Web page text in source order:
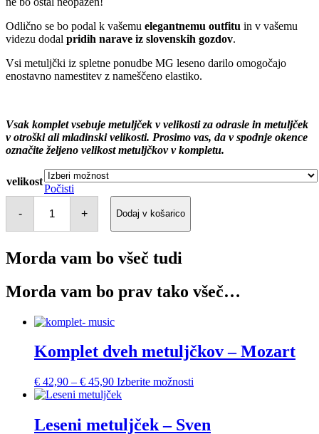
Odlično se bo podal k vašemu elegantnemu outfitu in v vašemu
videzu dodal pridih narave iz slovenskih gozdov.
Vsi metuljčki iz spletne ponudbe MG leseno darilo omogočajo
enostavno namestitev z nameščeno elastiko.
Vsak komplet vsebuje metuljček v velikosti za odrasle in metuljček
v otroški ali mladinski velikosti. Prosimo vas, da v spodnje okence
označite željeno velikost metuljčkov v kompletu.
velikost
Počisti
-
Komplet
dveh
-
količina
+ Dodaj v košarico
Morda vam bo všeč tudi
Morda vam bo prav tako všeč…
Komplet dveh metuljčkov – Mozart
€ 42,90 – € 45,90Cenovni
razpon:
€ 42,90
Izberite možnosti
Leseni metuljček – Sven